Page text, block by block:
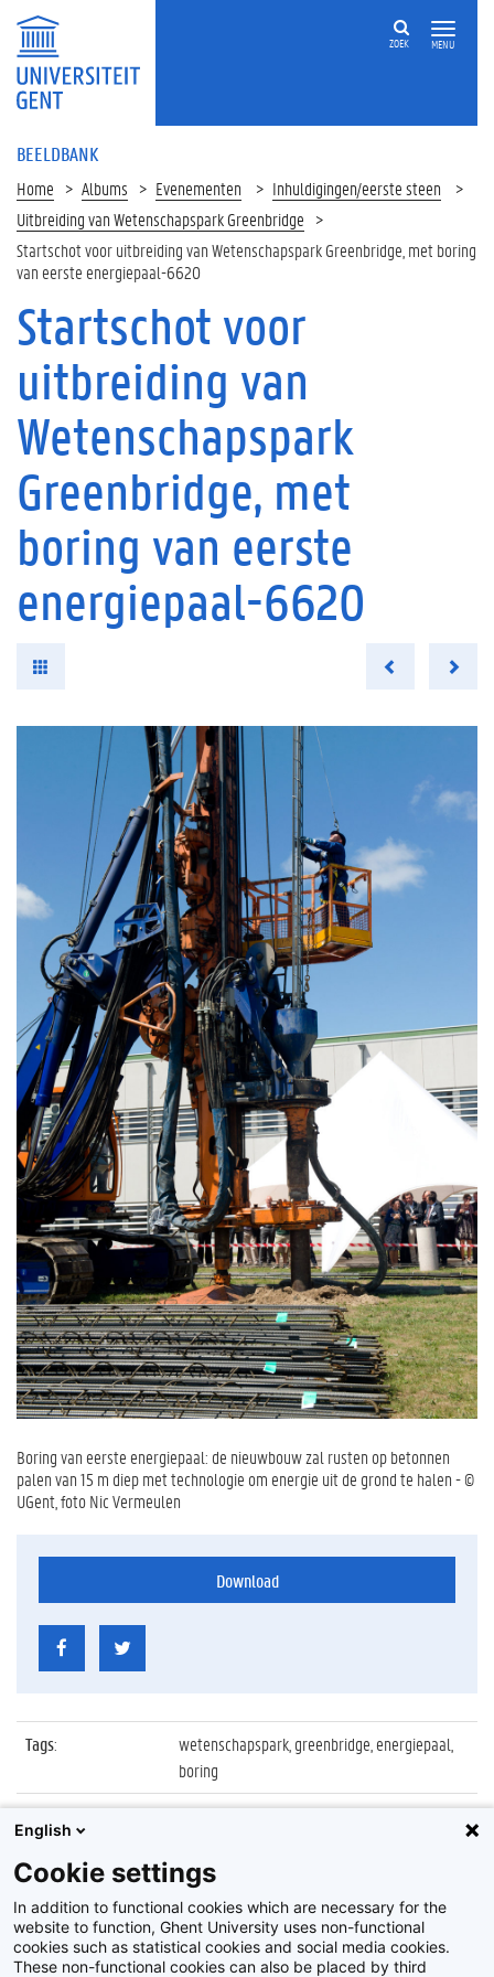
MENU
ZOEK
BEELDBANK
Home Albums Evenementen
Inhuldigingen/eerste steen
Uitbreiding van Wetenschapspark Greenbridge
Startschot voor uitbreiding van Wetenschapspark Greenbridge, met boring
van eerste energiepaal-6620
Startschot voor
uitbreiding van
Wetenschapspark
Greenbridge, met
boring van eerste
energiepaal-6620
Boring van eerste energiepaal: de nieuwbouw zal rusten op betonnen
palen van 15 m diep met technologie om energie uit de grond te halen - ©
UGent, foto Nic Vermeulen
Download
Tags:
wetenschapspark, greenbridge, energiepaal,
boring
Datum:
2 juli 2011
Identificatienummer
Album: Uitbreiding van Wetenschapspark Greenbridge
English
Cookie settings
In addition to functional cookies which are necessary for the
website to function, Ghent University uses non-functional
cookies such as statistical cookies and social media cookies.
These non-functional cookies can also be placed by third